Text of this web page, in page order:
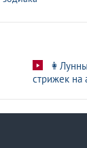
стрижек на